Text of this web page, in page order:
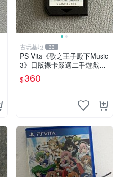
古玩基地 33
PS Vita《歌之王子殿下Music
3》日版裸卡嚴選二手遊戲，
實測功能正常，僅售不退不換
psv psp vita 卡帶
$360